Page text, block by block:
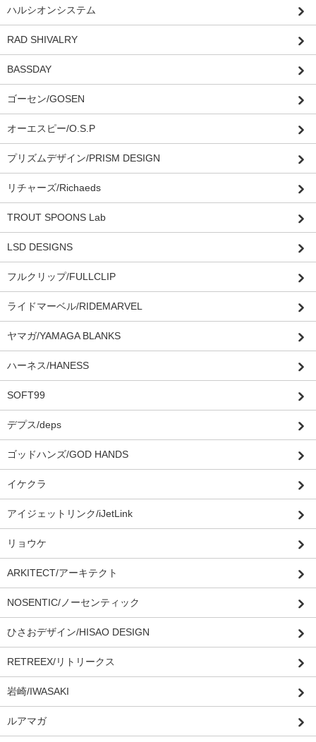
ハルシオンシステム
RAD SHIVALRY
BASSDAY
ゴーセン/GOSEN
オーエスピー/O.S.P
プリズムデザイン/PRISM DESIGN
リチャーズ/Richaeds
TROUT SPOONS Lab
LSD DESIGNS
フルクリップ/FULLCLIP
ライドマーベル/RIDEMARVEL
ヤマガ/YAMAGA BLANKS
ハーネス/HANESS
SOFT99
デプス/deps
ゴッドハンズ/GOD HANDS
イケクラ
アイジェットリンク/iJetLink
リョウケ
ARKITECT/アーキテクト
NOSENTIC/ノーセンティック
ひさおデザイン/HISAO DESIGN
RETREEX/リトリークス
岩崎/IWASAKI
ルアマガ